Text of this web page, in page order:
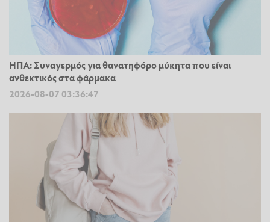
ΗΠΑ: Συναγερμός για θανατηφόρο μύκητα που είναι
ανθεκτικός στα φάρμακα
2026-08-07 03:36:47